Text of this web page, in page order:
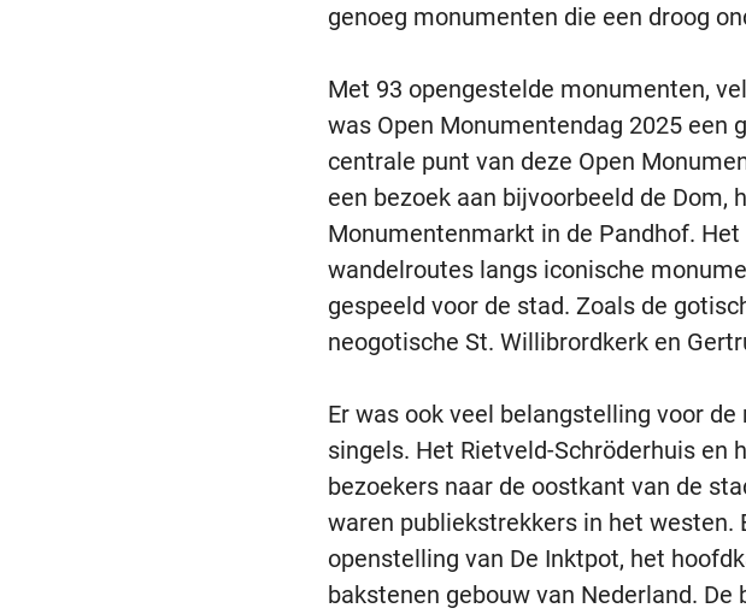
genoeg monumenten die een droog
Met 93 opengestelde monumenten,
was Open Monumentendag 2025 een
centrale punt van deze Open
een bezoek aan bijvoorbeeld de Dom,
Monumentenmarkt in de Pandhof.
wandelroutes langs iconische
gespeeld voor de stad. Zoals de
neogotische St. Willibrordkerk en
Er was ook veel belangstelling voor
singels. Het Rietveld-Schröderhuis en
bezoekers naar de oostkant van de
waren publiekstrekkers in het westen.
openstelling van De Inktpot, het
bakstenen gebouw van Nederland.